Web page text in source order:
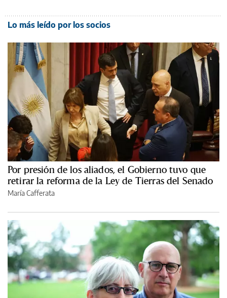
Lo más leído por los socios
Por presión de los aliados, el Gobierno tuvo que
retirar la reforma de la Ley de Tierras del Senado
María Cafferata